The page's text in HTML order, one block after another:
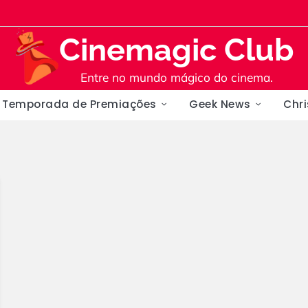
Cinemagic Club
Entre no mundo mágico do cinema.
Temporada de Premiações Geek News